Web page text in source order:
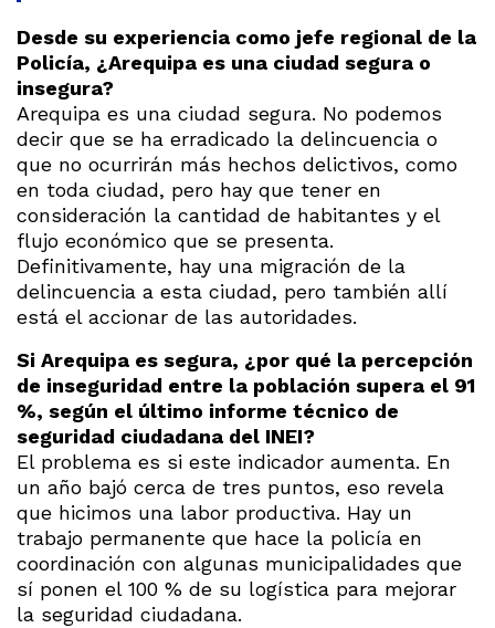
Desde su experiencia como jefe regional de la
Policía, ¿Arequipa es una ciudad segura o
insegura?
Arequipa es una ciudad segura. No podemos
decir que se ha erradicado la delincuencia o
que no ocurrirán más hechos delictivos, como
en toda ciudad, pero hay que tener en
consideración la cantidad de habitantes y el
flujo económico que se presenta.
Definitivamente, hay una migración de la
delincuencia a esta ciudad, pero también allí
está el accionar de las autoridades.
Si Arequipa es segura, ¿por qué la percepción
de inseguridad entre la población supera el 91
%, según el último informe técnico de
seguridad ciudadana del INEI?
El problema es si este indicador aumenta. En
un año bajó cerca de tres puntos, eso revela
que hicimos una labor productiva. Hay un
trabajo permanente que hace la policía en
coordinación con algunas municipalidades que
sí ponen el 100 % de su logística para mejorar
la seguridad ciudadana.